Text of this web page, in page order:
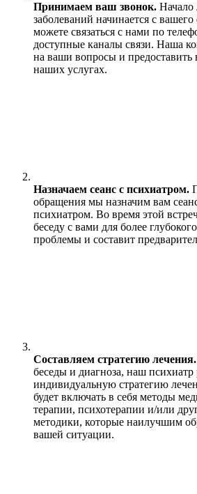
Принимаем ваш звонок. Начало
заболеваний начинается с
можете связаться с нами по
доступные каналы связи. Наша
на ваши вопросы и
наших услугах.
Назначаем сеанс с психиатром.
обращения мы назначим вам
психиатром. Во время этой
беседу с вами для более
проблемы и составит
Составляем стратегию лечения.
беседы и диагноза, наш психиатр
индивидуальную стратегию
будет включать в себя методы
терапии, психотерапии и/или
методики, которые наилучшим
вашей ситуации.